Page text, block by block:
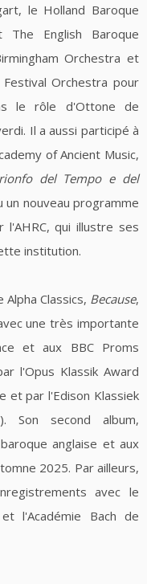
le Holland Baroque
English Baroque
Orchestra et
Orchestra pour
le rôle d'Ottone de
Il a aussi participé à
of Ancient Music,
del Tempo e del
un nouveau programme
l'AHRC, qui illustre ses
institution.
Classics, Because,
une très importante
et aux BBC Proms
l'Opus Klassik Award
et par l'Edison Klassiek
Son second album,
anglaise et aux
2025. Par ailleurs,
avec le
l'Académie Bach de